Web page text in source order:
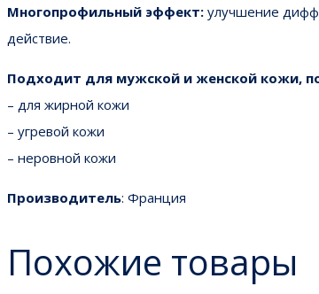
Многопрофильный эффект: улучшение
действие.
Подходит для мужской и женской кожи,
– для жирной кожи
– угревой кожи
– неровной кожи
Производитель: Франция
Похожие товары